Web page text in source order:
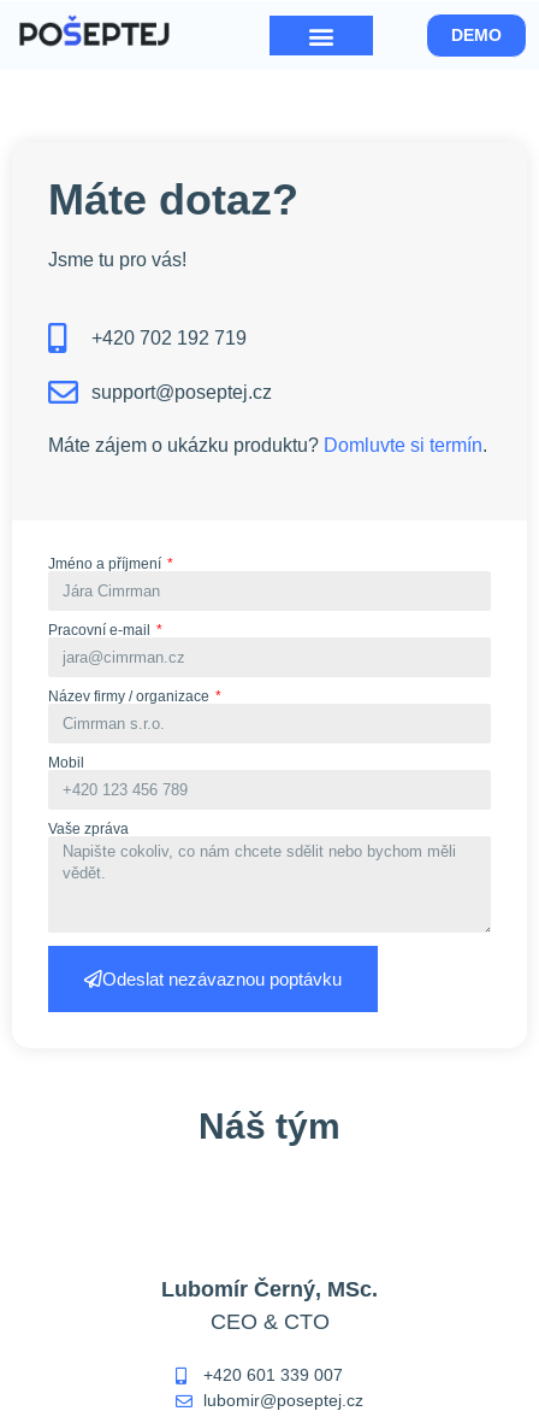
DEMO
Máte dotaz?
Jsme tu pro vás!
+420 702 192 719
support@poseptej.cz
Máte zájem o ukázku produktu? Domluvte si termín.
Jméno a příjmení
Pracovní e-mail
Název firmy / organizace
Mobil
Vaše zpráva
Odeslat nezávaznou poptávku
Náš tým
Lubomír Černý, MSc.
CEO & CTO
+420 601 339 007
lubomir@poseptej.cz